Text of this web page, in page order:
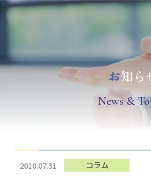
お知ら
News &
2010.07.31 コラム